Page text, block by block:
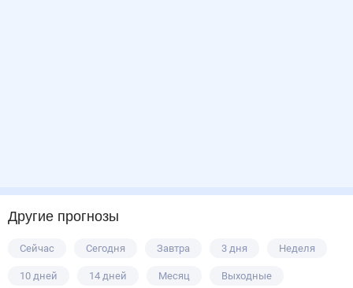
Другие прогнозы
Сейчас Сегодня Завтра 3 дня Неделя
10 дней 14 дней Месяц Выходные